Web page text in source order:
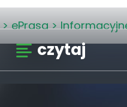
> ePrasa >
czytaj